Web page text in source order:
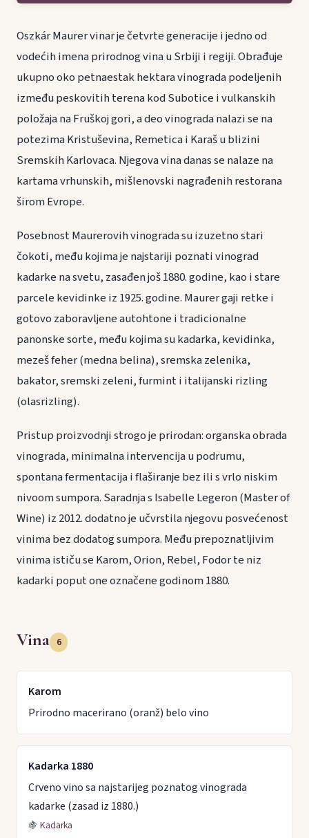
Oszkár Maurer vinar je četvrte generacije i jedno od
vodećih imena prirodnog vina u Srbiji i regiji. Obrađuje
ukupno oko petnaestak hektara vinograda podeljenih
između peskovitih terena kod Subotice i vulkanskih
položaja na Fruškoj gori, a deo vinograda nalazi se na
potezima Kristuševina, Remetica i Karaš u blizini
Sremskih Karlovaca. Njegova vina danas se nalaze na
kartama vrhunskih, mišlenovski nagrađenih restorana
širom Evrope.
Posebnost Maurerovih vinograda su izuzetno stari
čokoti, među kojima je najstariji poznati vinograd
kadarke na svetu, zasađen još 1880. godine, kao i stare
parcele kevidinke iz 1925. godine. Maurer gaji retke i
gotovo zaboravljene autohtone i tradicionalne
panonske sorte, među kojima su kadarka, kevidinka,
mezeš feher (medna belina), sremska zelenika,
bakator, sremski zeleni, furmint i italijanski rizling
(olasrizling).
Pristup proizvodnji strogo je prirodan: organska obrada
vinograda, minimalna intervencija u podrumu,
spontana fermentacija i flaširanje bez ili s vrlo niskim
nivoom sumpora. Saradnja s Isabelle Legeron (Master of
Wine) iz 2012. dodatno je učvrstila njegovu posvećenost
vinima bez dodatog sumpora. Među prepoznatljivim
vinima ističu se Karom, Orion, Rebel, Fodor te niz
kadarki poput one označene godinom 1880.
Vina 6
Karom
Prirodno macerirano (oranž) belo vino
Kadarka 1880
Crveno vino sa najstarijeg poznatog vinograda
kadarke (zasad iz 1880.)
🍇 Kadarka